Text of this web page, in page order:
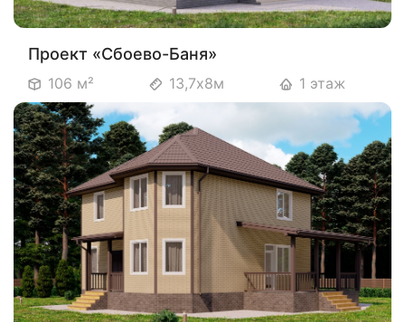
Проект «Сбоево-Баня»
106 м² 13,7х8м 1 этаж